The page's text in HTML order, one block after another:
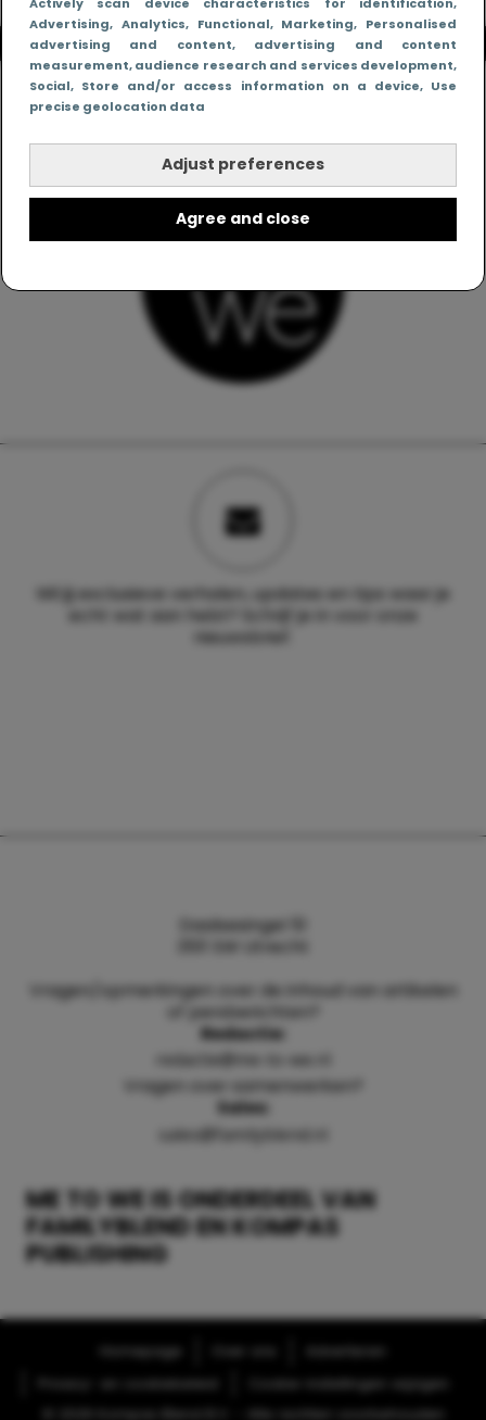
Advertising, Analytics, Functional, Marketing, Personalised
advertising and content, advertising and content
measurement, audience research and services development,
Social, Store and/or access information on a device, Use
precise geolocation data
Adjust preferences
Agree and close
Wil jij exclusieve verhalen, updates en tips waar je
echt wat aan hebt? Schrijf je in voor onze
nieuwsbrief.
ME TO WE IS ONDERDEEL VAN
FAMILYBLEND EN KOMPAS
PUBLISHING
Daalsesingel 51
3511 SW Utrecht
Vragen/opmerkingen over de inhoud van artikelen
of persberichten?
Redactie:
redactie@me-to-we.nl
Vragen over samenwerken?
Sales:
sales@familyblend.nl
Cookie-instellingen wijzigen